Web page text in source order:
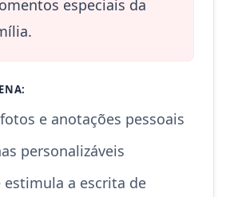
especiais da
e anotações pessoais
personalizáveis
estimula a escrita de